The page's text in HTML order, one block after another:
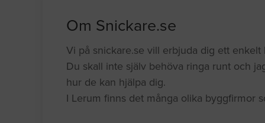
Om Snickare.se
Vi på snickare.se vill erbjuda dig ett
Du skall inte själv behöva ringa runt och
hur de kan hjälpa dig.
I Lerum finns det många olika byggfirmor